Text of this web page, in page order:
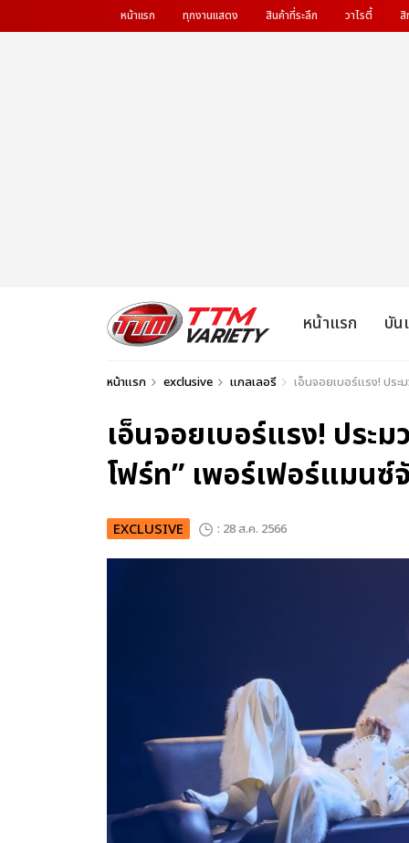
หน้าแรก ทุกงานแสดง สินค้าที่ระลึก วาไรตี้ สิ
หน้าแรก บัน
หน้าแรก exclusive แกลเลอรี เอ็นจอยเบอร์แรง! ประ
เอ็นจอยเบอร์แรง! ประ
โฟร์ท” เพอร์เฟอร์แมนซ์
EXCLUSIVE : 28 ส.ค. 2566